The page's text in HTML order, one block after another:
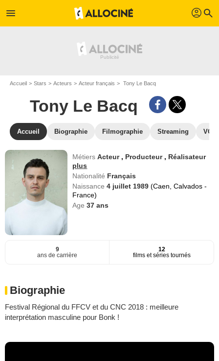
menu profil search
Accueil Stars Acteurs Acteur français Tony Le Bacq
Tony Le Bacq
Accueil Biographie Filmographie Streaming
MétiersActeur , Producteur , Réalisateur
plus
Nationalité Français
Naissance4 juillet 1989(Caen, Calvados -
France)
Age37 ans
9
ans de carrière
12
films et séries tournés
Biographie
Festival Régional du FFCV et du CNC 2018 : meilleure
interprétation masculine pour Bonk !